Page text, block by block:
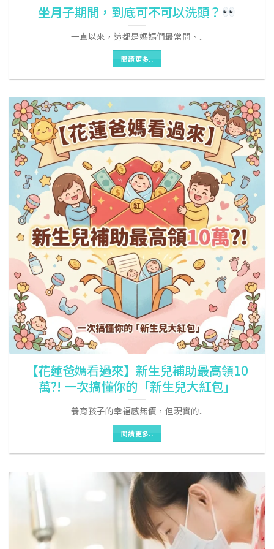
坐月子期間，到底可不可以洗頭？
一直以來，這都是媽媽們最常問、..
閱讀更多..
【花蓮爸媽看過來】新生兒補助最高領10
萬?! 一次搞懂你的「新生兒大紅包」
養育孩子的幸福感無價，但現實的..
閱讀更多..